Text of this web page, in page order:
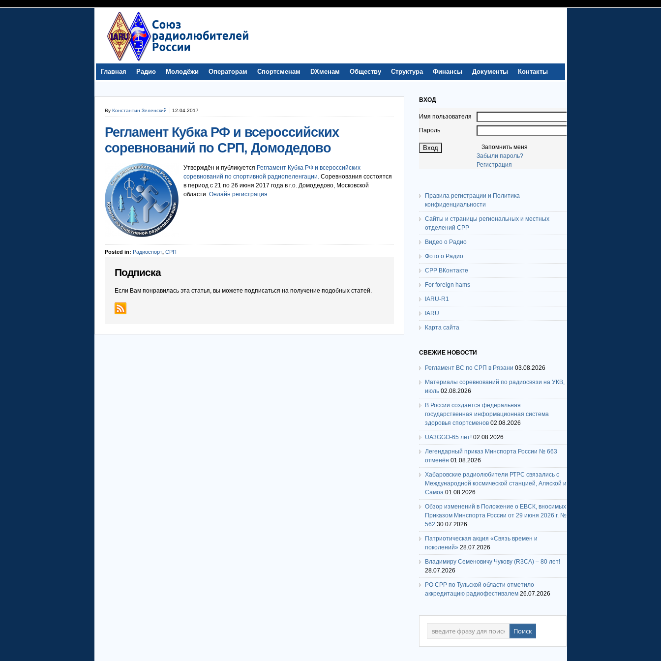
Главная Радио Молодёжи Операторам Спортсменам DXменам Обществу Структура Финансы Документы Контакты
By Константин Зеленский 12.04.2017
Регламент Кубка РФ и всероссийских
соревнований по СРП, Домодедово
Утверждён и публикуется Регламент Кубка РФ и всероссийских
соревнований по спортивной радиопеленгации. Соревнования состоятся
в период с 21 по 26 июня 2017 года в г.о. Домодедово, Московской
области. Онлайн регистрация
Posted in: Радиоспорт, СРП
Подписка
Если Вам понравилась эта статья, вы можете подписаться на получение подобных статей.
ВХОД
Имя пользователя
Пароль
Запомнить меня
Забыли пароль?
Регистрация
Правила регистрации и Политика
конфиденциальности
Сайты и страницы региональных и местных
отделений СРР
Видео о Радио
Фото о Радио
СРР ВКонтакте
For foreign hams
IARU-R1
IARU
Карта сайта
СВЕЖИЕ НОВОСТИ
Регламент ВС по СРП в Рязани 03.08.2026
Материалы соревнований по радиосвязи на УКВ,
июль 02.08.2026
В России создается федеральная
государственная информационная система
здоровья спортсменов 02.08.2026
UA3GGO-65 лет! 02.08.2026
Легендарный приказ Минспорта России № 663
отменён 01.08.2026
Хабаровские радиолюбители РТРС связались с
Международной космической станцией, Аляской и
Самоа 01.08.2026
Обзор изменений в Положение о ЕВСК, вносимых
Приказом Минспорта России от 29 июня 2026 г. №
562 30.07.2026
Патриотическая акция «Связь времен и
поколений» 28.07.2026
Владимиру Семеновичу Чукову (R3CA) – 80 лет!
28.07.2026
РО СРР по Тульской области отметило
аккредитацию радиофестивалем 26.07.2026